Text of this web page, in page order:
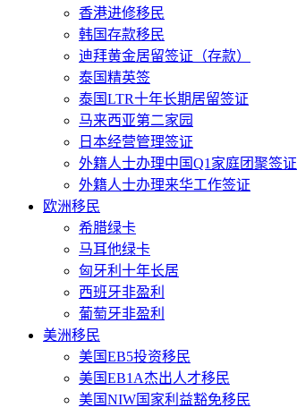
香港进修移民
韩国存款移民
迪拜黄金居留签证（存款）
泰国精英签
泰国LTR十年长期居留签证
马来西亚第二家园
日本经营管理签证
外籍人士办理中国Q1家庭团聚签证
外籍人士办理来华工作签证
欧洲移民
希腊绿卡
马耳他绿卡
匈牙利十年长居
西班牙非盈利
葡萄牙非盈利
美洲移民
美国EB5投资移民
美国EB1A杰出人才移民
美国NIW国家利益豁免移民